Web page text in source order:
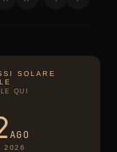
SOLARE
QUI
AGO
2026